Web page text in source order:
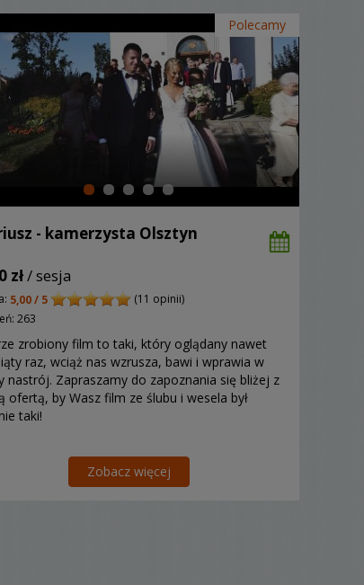
Polecamy
- kamerzysta Olsztyn
zł/ sesja
5,00 / 5
(11 opinii)
263
zrobiony film to taki, który oglądany nawet
raz, wciąż nas wzrusza, bawi i wprawia w
nastrój. Zapraszamy do zapoznania się bliżej z
ofertą, by Wasz film ze ślubu i wesela był
taki!
Zobacz więcej